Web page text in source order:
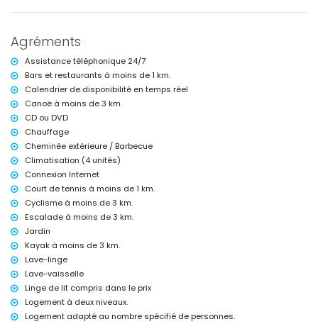
de la maison)
maison)
Deuxième aéroport le plus proche : Valence (> 100 kilomètres)
Animaux non admis
L'hébergement est très adapté pour les familles avec enfants
Équipements et services inclus dans le prix de location de cette
maison de vacances
Aspirateur et fer et planche à repasser
Linge de lit et serviettes
Service de réception et service d'urgence 24h/24
Chauffage à air et climatisation
Équipements et services avec supplément
Lit supplémentaire et lits/berceaux pour enfants (sur demande)
Activités de loisirs et de divertissement pour vos vacances à
Jávea, Costa Blanca
Bar (à moins de 5 kilomètres de la maison)
Sites et culture à Jávea, Costa Blanca
Agréments
Assistance téléphonique 24/7
Bars et restaurants à moins de 1 km.
Calendrier de disponibilité en temps réel
Canoë à moins de 3 km.
CD ou DVD
Chauffage
Cheminée extérieure / Barbecue
Climatisation (4 unités)
Connexion Internet
Court de tennis à moins de 1 km.
Cyclisme à moins de 3 km.
Escalade à moins de 3 km.
Jardin
Kayak à moins de 3 km.
Lave-linge
Lave-vaisselle
Linge de lit compris dans le prix
Logement à deux niveaux.
Logement adapté au nombre spécifié de personnes.